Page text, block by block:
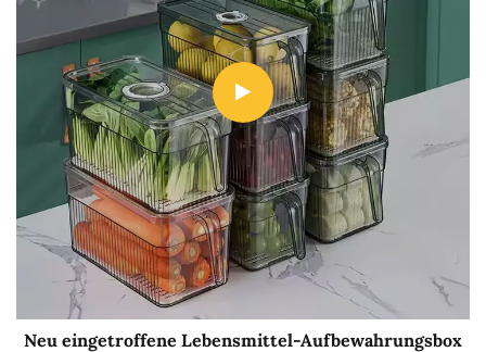
Neu eingetroffene Lebensmittel-Aufbewahrungsbox